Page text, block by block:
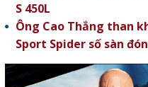
S 450L
Ông Cao Thắng than
Sport Spider số sàn